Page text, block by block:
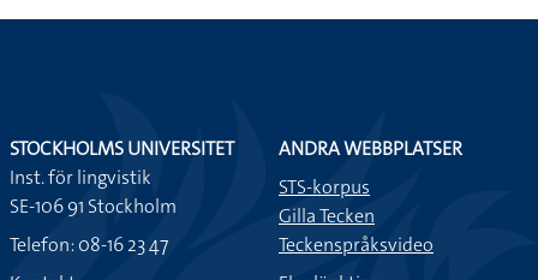
STOCKHOLMS UNIVERSITET
Inst. för lingvistik
SE-106 91 Stockholm
Telefon: 08-16 23 47
ANDRA WEBBPLATSER
STS-korpus
Gilla Tecken
Teckenspråksvideo